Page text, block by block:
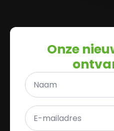
Onze
Naam
*
E-
mailadres
*